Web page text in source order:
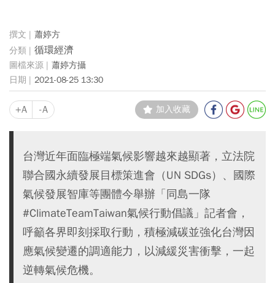
蕭婷方
循環經濟
蕭婷方攝
2021-08-25 13:30
+A -A 加入收藏
台灣近年面臨極端氣候影響越來越顯著，立法院
聯合國永續發展目標策進會（UN SDGs）、國際
氣候發展智庫等團體今舉辦「同島一隊
#ClimateTeamTaiwan氣候行動倡議」記者會，
呼籲各界即刻採取行動，積極減碳並強化台灣因
應氣候變遷的調適能力，以減緩災害衝擊，一起
逆轉氣候危機。